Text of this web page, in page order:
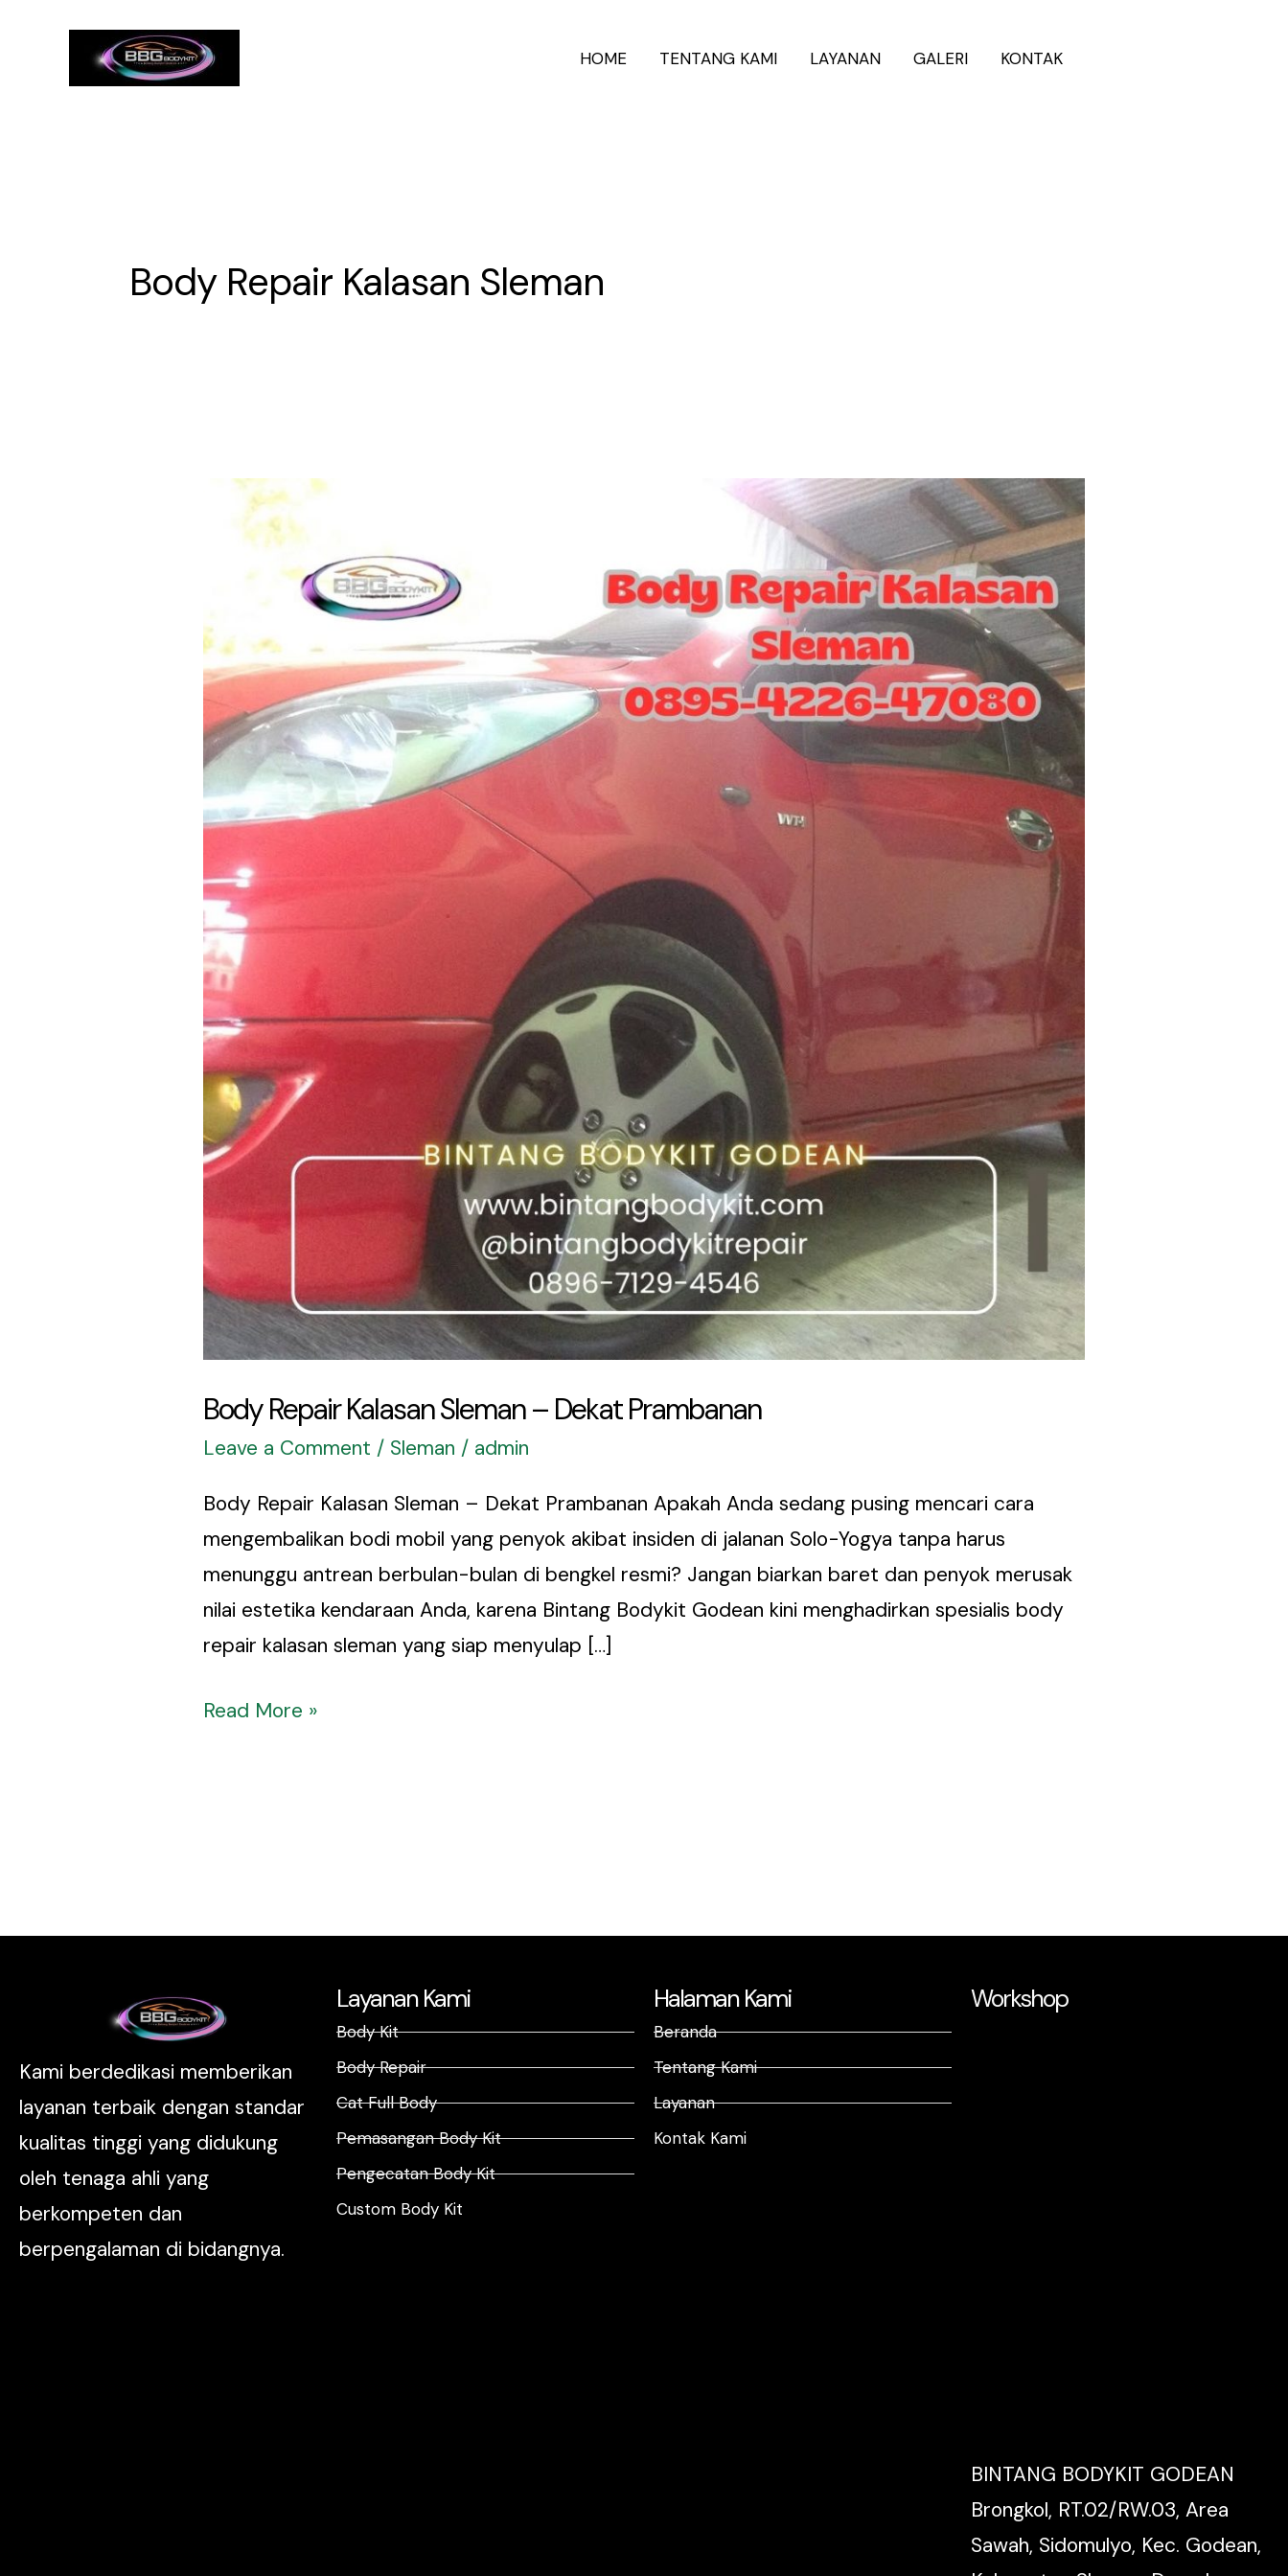
HOME TENTANG KAMI LAYANAN GALERI KONTAK
Body Repair Kalasan Sleman
Body Repair Kalasan Sleman – Dekat Prambanan
Leave a Comment / Sleman / admin
Body Repair Kalasan Sleman – Dekat Prambanan Apakah Anda sedang pusing mencari cara
mengembalikan bodi mobil yang penyok akibat insiden di jalanan Solo-Yogya tanpa harus
menunggu antrean berbulan-bulan di bengkel resmi? Jangan biarkan baret dan penyok merusak
nilai estetika kendaraan Anda, karena Bintang Bodykit Godean kini menghadirkan spesialis body
repair kalasan sleman yang siap menyulap […]
Body
Repair
Sleman
–
Dekat
Prambanan
Read More »
Kami berdedikasi memberikan
layanan terbaik dengan standar
kualitas tinggi yang didukung
oleh tenaga ahli yang
berkompeten dan
berpengalaman di bidangnya.
Layanan Kami
Body Kit
Body Repair
Cat Full Body
Pemasangan Body Kit
Pengecatan Body Kit
Custom Body Kit
Halaman Kami
Beranda
Tentang Kami
Layanan
Kontak Kami
Workshop
BINTANG BODYKIT GODEAN
Brongkol, RT.02/RW.03, Area
Sawah, Sidomulyo, Kec. Godean,